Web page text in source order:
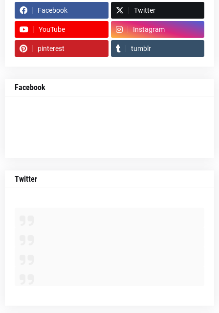
Facebook Twitter
YouTube Instagram
pinterest tumblr
Facebook
Twitter